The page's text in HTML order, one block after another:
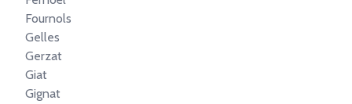
Fournols
Gelles
Gerzat
Giat
Gignat